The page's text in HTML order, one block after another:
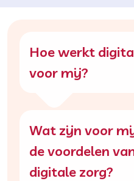
Hoe werkt
voor mij?
Wat zijn voor
de voordelen
digitale zorg?